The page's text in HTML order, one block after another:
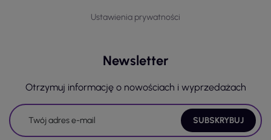
Ustawienia prywatności
Newsletter
Otrzymuj informację o nowościach i wyprzedażach